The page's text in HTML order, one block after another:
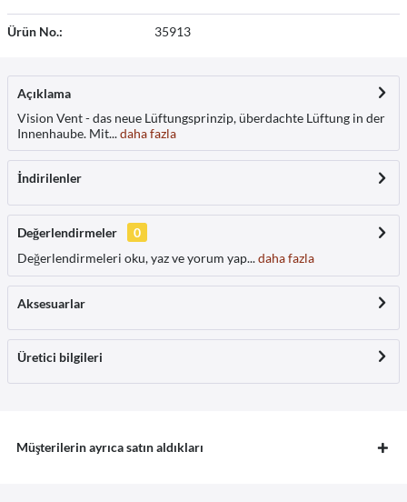
Ürün No.: 35913
Açıklama
Vision Vent - das neue Lüftungsprinzip, überdachte Lüftung in der
Innenhaube. Mit...daha fazla
İndirilenler
Değerlendirmeler
0
Değerlendirmeleri oku, yaz ve yorum yap...daha fazla
Aksesuarlar
Üretici bilgileri
Müşterilerin ayrıca satın aldıkları